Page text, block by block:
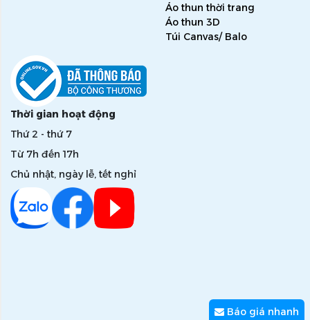
Áo thun thời trang
Áo thun 3D
Túi Canvas/ Balo
Thời gian hoạt động
Thứ 2 - thứ 7
Từ 7h đến 17h
Chủ nhật, ngày lễ, tết nghỉ
Báo giá nhanh